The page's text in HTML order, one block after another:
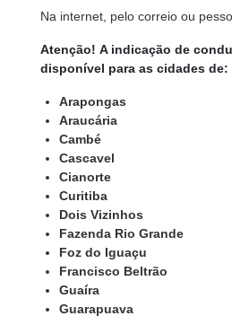
Na internet, pelo correio ou
Atenção! A indicação de
disponível para as cidades de:
Arapongas
Araucária
Cambé
Cascavel
Cianorte
Curitiba
Dois Vizinhos
Fazenda Rio Grande
Foz do Iguaçu
Francisco Beltrão
Guaíra
Guarapuava